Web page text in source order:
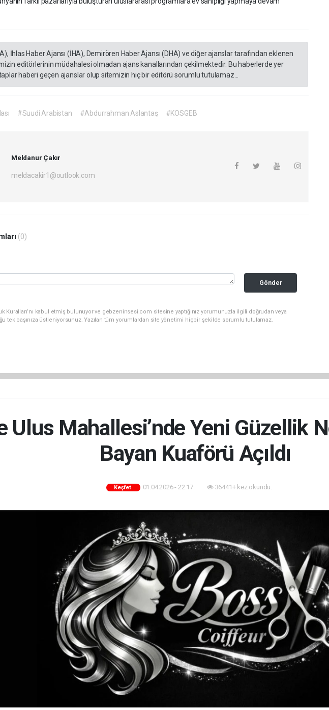
İhlas Haber Ajansı (İHA), Demirören Haber Ajansı (DHA) ve diğer ajanslar tarafından eklenen
editörlerinin müdahalesi olmadan ajans kanallarından çekilmektedir. Bu haberlerde yer
haberi geçen ajanslar olup sitemizin hiç bir editörü sorumlu tutulamaz...
#Suudi Arabistan #Abdurrahman Aslantaş #KOSGEB
Meldanur Çakır
meldacakir1@outlook.com
(0)
Gönder
Kuralları’nı kabul etmiş bulunuyor ve gebzeninsesi.com sitesine yaptığınız yorumunuzla ilgili doğrudan veya
tek başınıza üstleniyorsunuz. Yazılan tüm yorumlardan site yönetimi hiçbir şekilde sorumlu tutulamaz.
Ulus Mahallesi’nde Yeni Güzellik
Bayan Kuaförü Açıldı
Keşfet 01.04.2026 - 22:17 36441+ kez okundu.